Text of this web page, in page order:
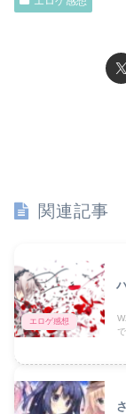
関連記事
エロゲ感想